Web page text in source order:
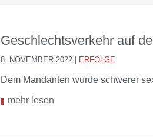
Geschlechtsverkehr auf
8. NOVEMBER 2022 ERFOLGE
Dem Mandanten wurde schwerer
mehr lesen